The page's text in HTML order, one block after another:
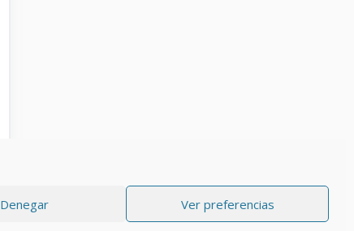
Denegar Ver preferencias